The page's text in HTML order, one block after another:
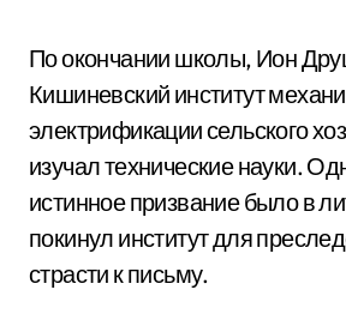
По окончании школы, Ион
Кишиневский институт
электрификации сельского
изучал технические науки.
истинное призвание было в
покинул институт для
страсти к письму.